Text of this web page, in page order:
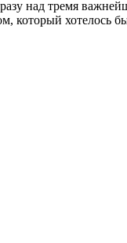
над тремя
который хотелось